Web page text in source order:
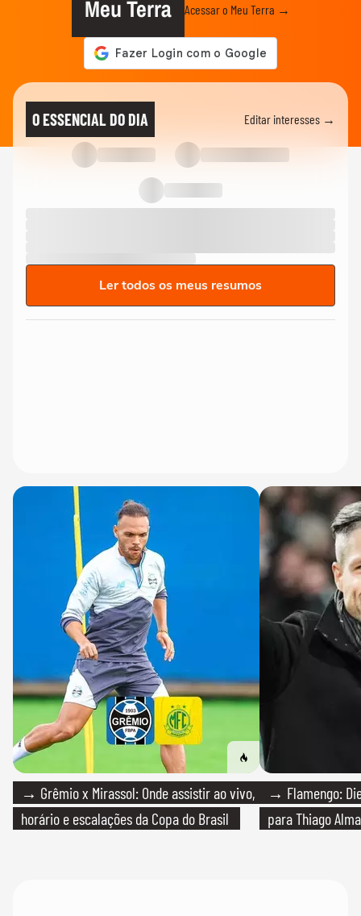
Meu Terra Acessar o Meu Terra →
O ESSENCIAL DO DIA Editar interesses →
Ler todos os meus resumos
→ Grêmio x Mirassol: Onde assistir ao vivo,
horário e escalações da Copa do Brasil
→ Flamengo:
para Thiago